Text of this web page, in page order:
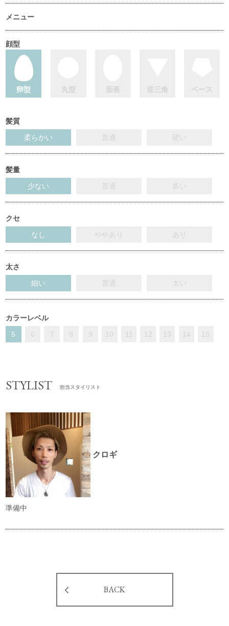
メニュー
顔型
卵型 丸型 面長 逆三角 ベース
髪質
柔らかい
普通 硬い
髪量
少ない
普通 多い
クセ
なし
ややあり あり
太さ
細い
普通 太い
カラーレベル
5
6 7 8 9 10 11 12 13 14 15
STYLIST 担当スタイリスト
クロギ
準備中
BACK